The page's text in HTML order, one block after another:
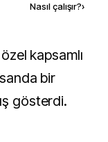
Nasıl çalışır?›
bir
gösterdi.